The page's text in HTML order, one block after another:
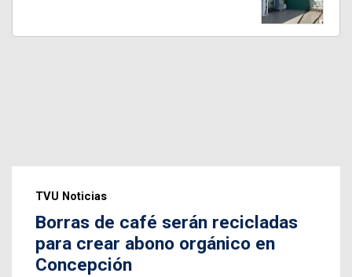
TVU Noticias
Borras de café serán recicladas
para crear abono orgánico en
Concepción